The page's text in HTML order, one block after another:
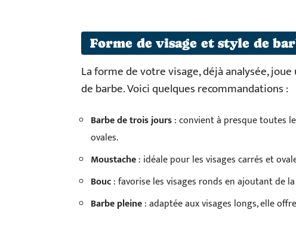
Forme de visage et style de
La forme de votre visage, déjà analysée,
de barbe. Voici quelques recommandations :
Barbe de trois jours: convient à presque toutes
ovales.
Moustache: idéale pour les visages carrés et
Bouc: favorise les visages ronds en ajoutant de
Barbe pleine: adaptée aux visages longs, elle